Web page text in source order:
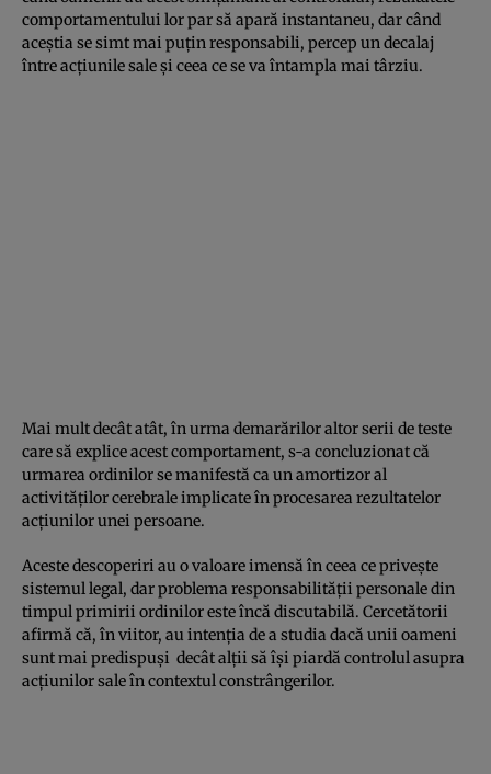
comportamentului lor par să apară instantaneu, dar când
aceştia se simt mai puţin responsabili, percep un decalaj
între acţiunile sale şi ceea ce se va întampla mai târziu.
Mai mult decât atât, în urma demarărilor altor serii de teste
care să explice acest comportament, s-a concluzionat că
urmarea ordinilor se manifestă ca un amortizor al
activităţilor cerebrale implicate în procesarea rezultatelor
acţiunilor unei persoane.
Aceste descoperiri au o valoare imensă în ceea ce priveşte
sistemul legal, dar problema responsabilităţii personale din
timpul primirii ordinilor este încă discutabilă. Cercetătorii
afirmă că, în viitor, au intenţia de a studia dacă unii oameni
sunt mai predispuşi decât alţii să îşi piardă controlul asupra
acţiunilor sale în contextul constrângerilor.